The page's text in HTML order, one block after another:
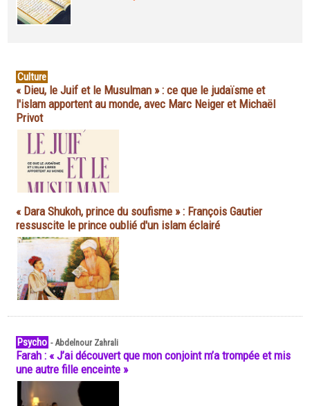
Culture
« Dieu, le Juif et le Musulman » : ce que le judaïsme et
l'islam apportent au monde, avec Marc Neiger et Michaël
Privot
« Dara Shukoh, prince du soufisme » : François Gautier
ressuscite le prince oublié d'un islam éclairé
Psycho -Abdelnour Zahrali
Farah : « J’ai découvert que mon conjoint m’a trompée et mis
une autre fille enceinte »